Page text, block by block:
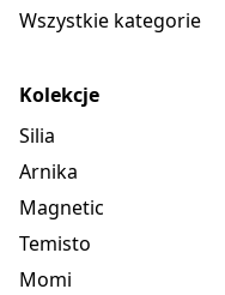
Wszystkie kategorie
Kolekcje
Silia
Arnika
Magnetic
Temisto
Momi